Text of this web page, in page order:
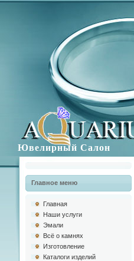
Ювелирный Салон
Главное меню
Главная
Наши услуги
Эмали
Всё о камнях
Изготовлениe
Каталоги изделий